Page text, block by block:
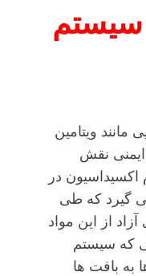
سیستم
مانند ویتامین
نقش
اکسیداسیون در
گیرد که طی
آزاد از این مواد
که سیستم
به بافت ها